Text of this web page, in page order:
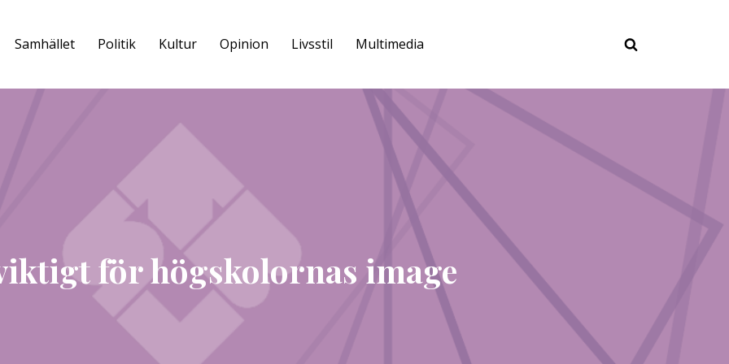
Samhället Politik Kultur Opinion Livsstil Multimedia
för högskolornas image